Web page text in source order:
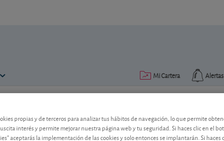
Alertas
Mi Cartera
5 min.
Nacionalización de BFA-
propias y de terceros para analizar tus hábitos de navegación, lo que permite
interés y permite mejorar nuestra página web y tu seguridad. Si haces clic en el
aceptarás la implementación de las cookies y solo entonces se implantarán. Si haces